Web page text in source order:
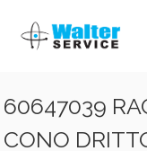
content
Walter
Service
parti
del
60647039
CONO